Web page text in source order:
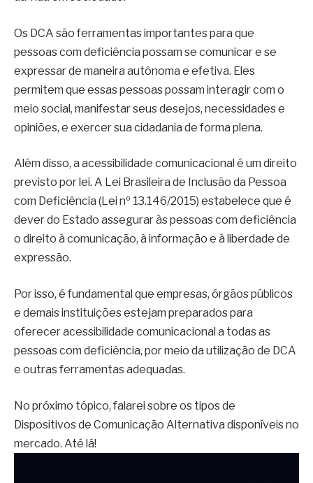
Os DCA são ferramentas importantes para que
pessoas com deficiência possam se comunicar e se
expressar de maneira autônoma e efetiva. Eles
permitem que essas pessoas possam interagir com o
meio social, manifestar seus desejos, necessidades e
opiniões, e exercer sua cidadania de forma plena.
Além disso, a acessibilidade comunicacional é um direito
previsto por lei. A Lei Brasileira de Inclusão da Pessoa
com Deficiência (Lei nº 13.146/2015) estabelece que é
dever do Estado assegurar às pessoas com deficiência
o direito à comunicação, à informação e à liberdade de
expressão.
Por isso, é fundamental que empresas, órgãos públicos
e demais instituições estejam preparados para
oferecer acessibilidade comunicacional a todas as
pessoas com deficiência, por meio da utilização de DCA
e outras ferramentas adequadas.
No próximo tópico, falarei sobre os tipos de
Dispositivos de Comunicação Alternativa disponíveis no
mercado. Até lá!